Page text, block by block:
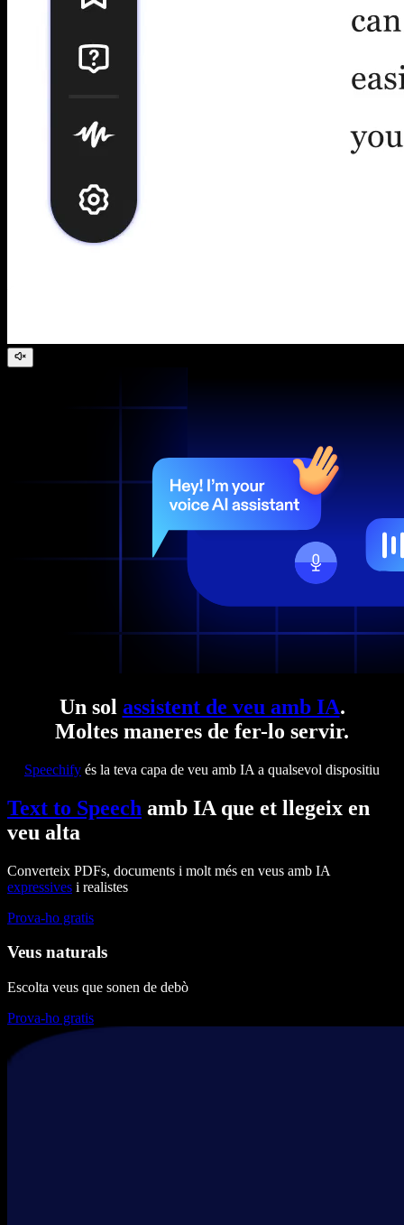
Un sol assistent de veu amb IA.
Moltes maneres de fer-lo servir.
Speechify és la teva capa de veu amb IA a qualsevol dispositiu
Text to Speech amb IA que et llegeix en
veu alta
Converteix PDFs, documents i molt més en veus amb IA
expressives i realistes
Prova-ho gratis
Veus naturals
Escolta veus que sonen de debò
Prova-ho gratis